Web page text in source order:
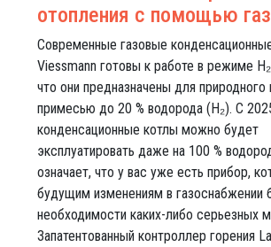
отопления с помощью
Современные газовые
Viessmann готовы к работе в режиме
что они предназначены для природного
примесью до 20 % водорода (H₂). С
конденсационные котлы можно будет
эксплуатировать даже на 100 %
означает, что у вас уже есть прибор,
будущим изменениям в газоснабжении
необходимости каких-либо серьезных
Запатентованный контроллер горения